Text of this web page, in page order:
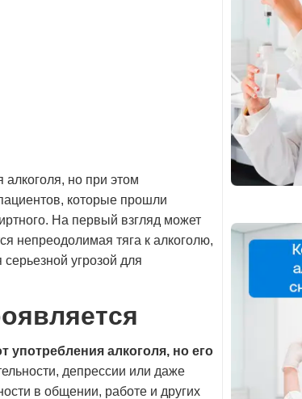
но при этом
которые прошли
На первый взгляд может
непреодолимая тяга к алкоголю,
угрозой для
употребления алкоголя, но его
депрессии или даже
в общении, работе и других